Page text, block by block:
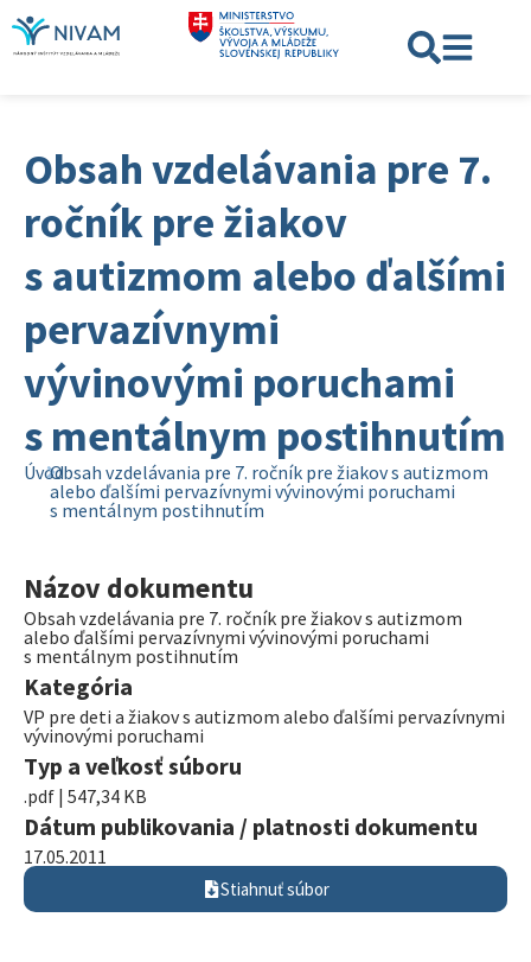
Obsah vzdelávania pre 7.
ročník pre žiakov
s autizmom alebo ďalšími
pervazívnymi
vývinovými poruchami
s mentálnym postihnutím
ÚvodObsah vzdelávania pre 7. ročník pre žiakov s autizmom
alebo ďalšími pervazívnymi vývinovými poruchami
s mentálnym postihnutím
Názov dokumentu
Obsah vzdelávania pre 7. ročník pre žiakov s autizmom
alebo ďalšími pervazívnymi vývinovými poruchami
s mentálnym postihnutím
Kategória
VP pre deti a žiakov s autizmom alebo ďalšími pervazívnymi
vývinovými poruchami
Typ a veľkosť súboru
.pdf | 547,34 KB
Dátum publikovania / platnosti dokumentu
17.05.2011
Stiahnuť súbor